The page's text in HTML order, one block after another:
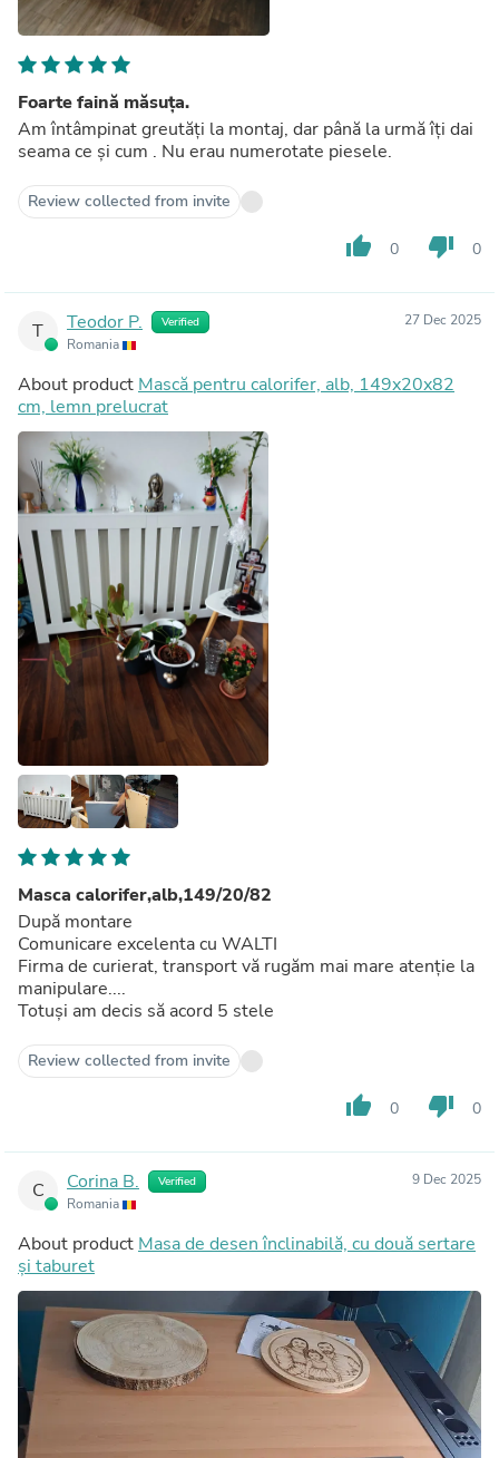
Foarte faină măsuța.
Am întâmpinat greutăți la montaj, dar până la urmă îți dai
seama ce și cum . Nu erau numerotate piesele.
Review collected from invite
thumb_up 0 thumb_down 0
T Teodor P. Verified
Romania
27 Dec 2025
About product Mască pentru calorifer, alb, 149x20x82
cm, lemn prelucrat
Masca calorifer,alb,149/20/82
După montare
Comunicare excelenta cu WALTI
Firma de curierat, transport vă rugăm mai mare atenție la
manipulare....
Totuși am decis să acord 5 stele
Review collected from invite
thumb_up 0 thumb_down 0
C Corina B. Verified
Romania
9 Dec 2025
About product Masa de desen înclinabilă, cu două sertare
și taburet